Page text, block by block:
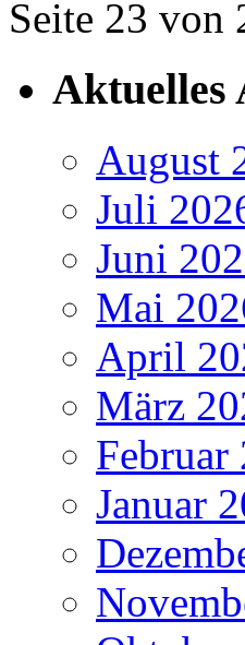
Seite 23 von
Aktuelles
August
Juli
Juni
Mai
April
März
Februar
Januar